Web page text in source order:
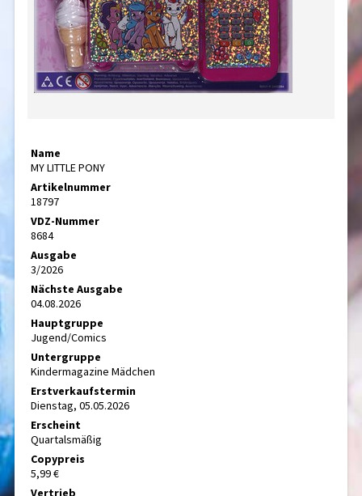
Name
MY LITTLE PONY
Artikelnummer
18797
VDZ-Nummer
8684
Ausgabe
3/2026
Nächste Ausgabe
04.08.2026
Hauptgruppe
Jugend/Comics
Untergruppe
Kindermagazine Mädchen
Erstverkaufstermin
Dienstag, 05.05.2026
Erscheint
Quartalsmäßig
Copypreis
5,99 €
Vertrieb